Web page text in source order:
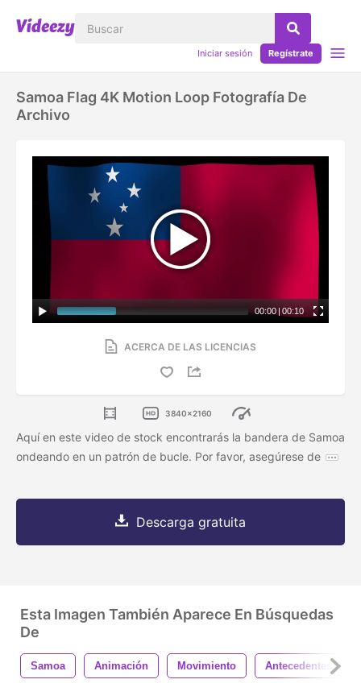
Iniciar sesión Regístrate
Samoa Flag 4K Motion Loop Fotografía De
Archivo
00:00 | 00:10
ACERCA DE LAS LICENCIAS
3840x2160
Aquí en este video de stock encontrarás la bandera de Samoa
ondeando en un patrón de bucle. Por favor, asegúrese de
Descarga gratuita
Esta Imagen También Aparece En Búsquedas
De
Samoa Animación Movimiento Antecedentes